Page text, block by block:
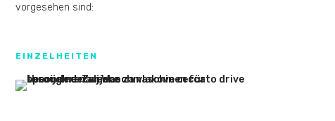
vorgesehen sind:
EINZELHEITEN